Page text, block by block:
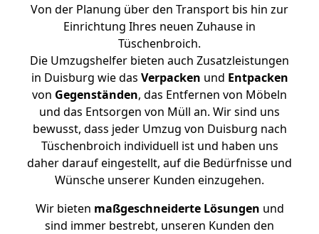
Von der Planung über den Transport bis hin zur
Einrichtung Ihres neuen Zuhause in
Tüschenbroich.
Die Umzugshelfer bieten auch Zusatzleistungen
in Duisburg wie das Verpacken und Entpacken
von Gegenständen, das Entfernen von Möbeln
und das Entsorgen von Müll an. Wir sind uns
bewusst, dass jeder Umzug von Duisburg nach
Tüschenbroich individuell ist und haben uns
daher darauf eingestellt, auf die Bedürfnisse und
Wünsche unserer Kunden einzugehen.
Wir bieten maßgeschneiderte Lösungen und
sind immer bestrebt, unseren Kunden den